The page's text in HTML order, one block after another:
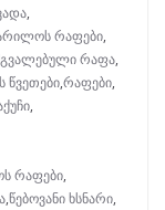
,
რაფები,
რაფა,
,რაფები,
,
რაფები,
,წებოვანი ხსნარი,